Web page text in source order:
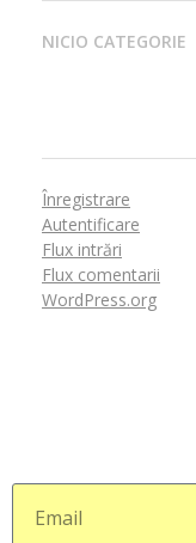
NICIO CATEGORIE
Înregistrare
Autentificare
Flux intrări
Flux comentarii
WordPress.org